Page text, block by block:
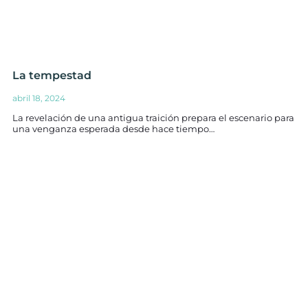
La tempestad
abril 18, 2024
La revelación de una antigua traición prepara el escenario para
una venganza esperada desde hace tiempo…